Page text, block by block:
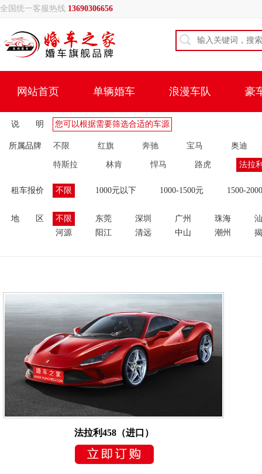
全国统一客服热线 13690306656
网站首页 单辆婚车 浪漫车队 豪
说 明 您可以根据需要筛选合适的车源
所属品牌 不限 红旗 奔驰 宝马 奥迪
特斯拉 林肯 悍马 路虎 法拉
租车报价 不限 1000元以下 1000-1500元 1500-
地 区 不限 东莞 深圳 广州 珠海
河源
阳江 清远 中山 潮州
法拉利458（进口）